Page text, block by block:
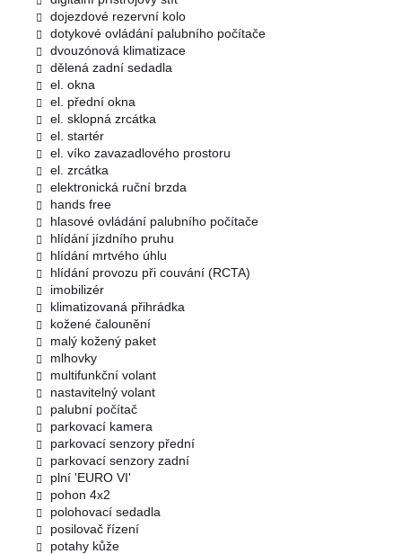
dojezdové rezervní kolo
dotykové ovládání palubního počítače
dvouzónová klimatizace
dělená zadní sedadla
el. okna
el. přední okna
el. sklopná zrcátka
el. startér
el. víko zavazadlového prostoru
el. zrcátka
elektronická ruční brzda
hands free
hlasové ovládání palubního počítače
hlídání jízdního pruhu
hlídání mrtvého úhlu
hlídání provozu při couvání (RCTA)
imobilizér
klimatizovaná přihrádka
kožené čalounění
malý kožený paket
mlhovky
multifunkční volant
nastavitelný volant
palubní počítač
parkovací kamera
parkovací senzory přední
parkovací senzory zadní
plní 'EURO VI'
pohon 4x2
polohovací sedadla
posilovač řízení
potahy kůže